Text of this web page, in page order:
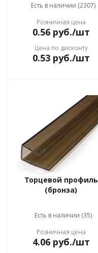
Есть в наличии (2307)
Розничная цена
0.56руб./шт
Цена по дисконту
0.53руб./шт
Торцевой профиль
(бронза)
Есть в наличии (35)
Розничная цена
4.06руб./шт